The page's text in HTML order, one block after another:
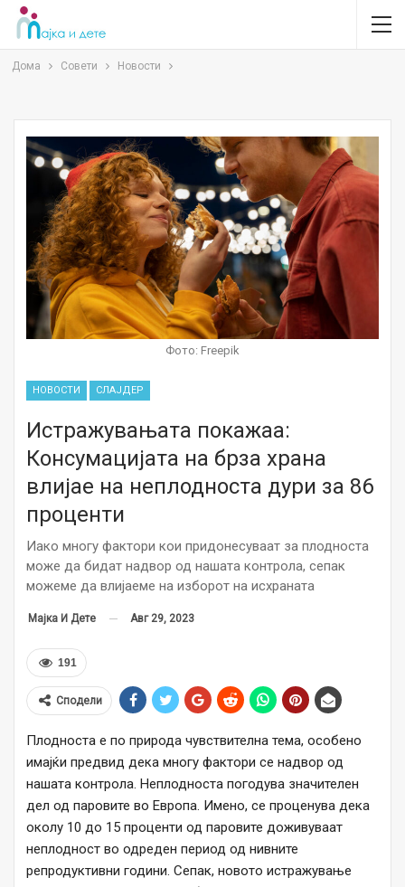
Дома Совети Новости
Фото: Freepik
НОВОСТИ СЛАЈДЕР
Истражувањата покажаа:
Консумацијата на брза храна
влијае на неплодноста дури за 86
проценти
Иако многу фактори кои придонесуваат за плодноста
може да бидат надвор од нашата контрола, сепак
можеме да влијаеме на изборот на исхраната
Мајка И Дете Авг 29, 2023
191
Сподели
Плодноста е по природа чувствителна тема, особено
имајќи предвид дека многу фактори се надвор од
нашата контрола. Неплодноста погодува значителен
дел од паровите во Европа. Имено, се проценува дека
околу 10 до 15 проценти од паровите доживуваат
неплодност во одреден период од нивните
репродуктивни години. Сепак, новото истражување